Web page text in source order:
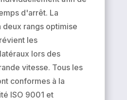
d'arrêt. La
deux rangs optimise
les
lors des
vitesse. Tous les
conformes à la
ISO 9001 et